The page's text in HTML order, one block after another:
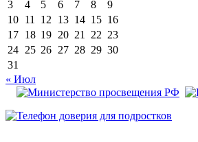
3 4 5 6 7 8
9
10 11 12 13 14 15 16
17 18 19 20 21 22 23
24 25 26 27 28 29 30
31
« Июл